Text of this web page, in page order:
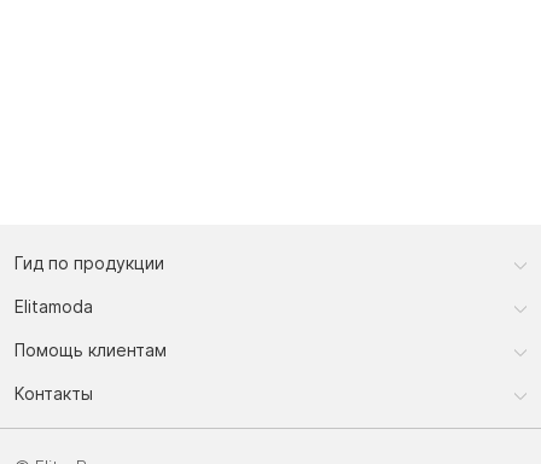
Гид по продукции
Elitamoda
Помощь клиентам
Контакты